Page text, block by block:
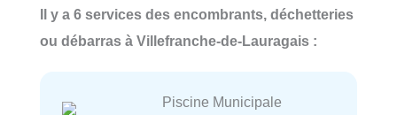
Il y a 6 services des encombrants, déchetteries
ou débarras à Villefranche-de-Lauragais :
Piscine Municipale